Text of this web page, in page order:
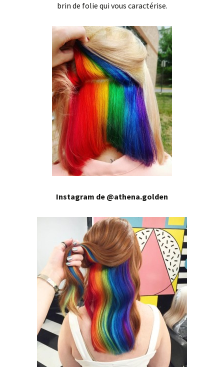
brin de folie qui vous caractérise.
Instagram de @athena.golden